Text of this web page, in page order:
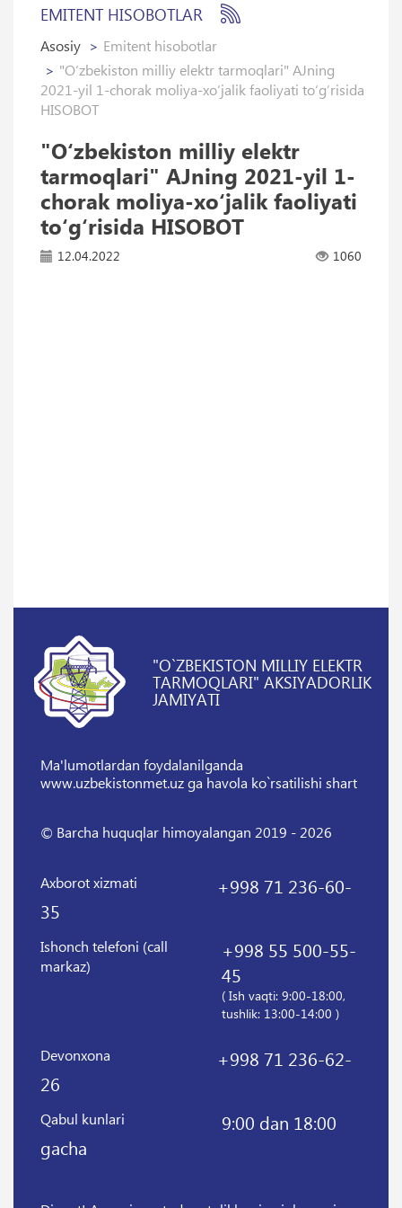
EMITENT HISOBOTLAR
Asosiy
Emitent hisobotlar
"O‘zbekiston milliy elektr tarmoqlari" AJning
2021-yil 1-chorak moliya-xo‘jalik faoliyati to‘g‘risida
HISOBOT
"O‘zbekiston milliy elektr
tarmoqlari" AJning 2021-yil 1-
chorak moliya-xo‘jalik faoliyati
to‘g‘risida HISOBOT
12.04.2022 1060
"O`ZBEKISTON MILLIY ELEKTR
TARMOQLARI" AKSIYADORLIK
JAMIYATI
Ma'lumotlardan foydalanilganda
www.uzbekistonmet.uz ga havola ko`rsatilishi shart
© Barcha huquqlar himoyalangan 2019 - 2026
Axborot xizmati
+998 71 236-60-
35
Ishonch telefoni (call
markaz)
+998 55 500-55-
45
( Ish vaqti: 9:00-18:00,
tushlik: 13:00-14:00 )
Devonxona
+998 71 236-62-
26
Qabul kunlari
9:00 dan 18:00
gacha